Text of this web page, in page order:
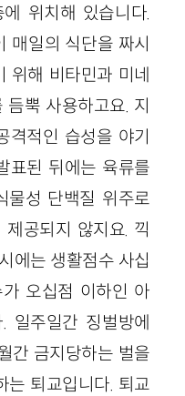
위치해 있습니다.
매일의 식단을 짜시
위해 비타민과 미네
뿍 사용하고요. 지
격적인 습성을 야기
표된 뒤에는 육류를
물성 단백질 위주로
공되지 않지요. 끽
에는 생활점수 사십
오십점 이하인 아
일주일간 징벌방에
간 금지당하는 벌을
는 퇴교입니다. 퇴교